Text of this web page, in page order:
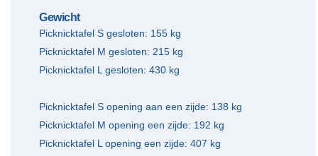
Gewicht
Picknicktafel S gesloten: ​155 kg
Picknicktafel M gesloten: 215 kg
Picknicktafel L gesloten: 430 kg
Picknicktafel S opening aan een zijde: 138 kg
​Picknicktafel M opening een zijde: 192 kg
Picknicktafel L opening een zijde: 407 kg